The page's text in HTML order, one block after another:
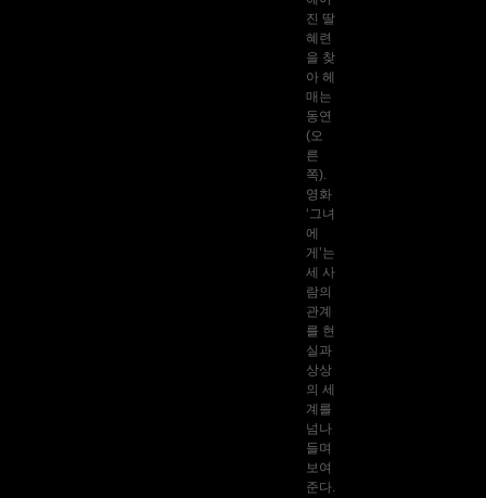
진 딸
혜련
을 찾
아 헤
매는
동연
(오
른
쪽).
영화
‘그녀
에
게’는
세 사
람의
관계
를 현
실과
상상
의 세
계를
넘나
들며
보여
준다.